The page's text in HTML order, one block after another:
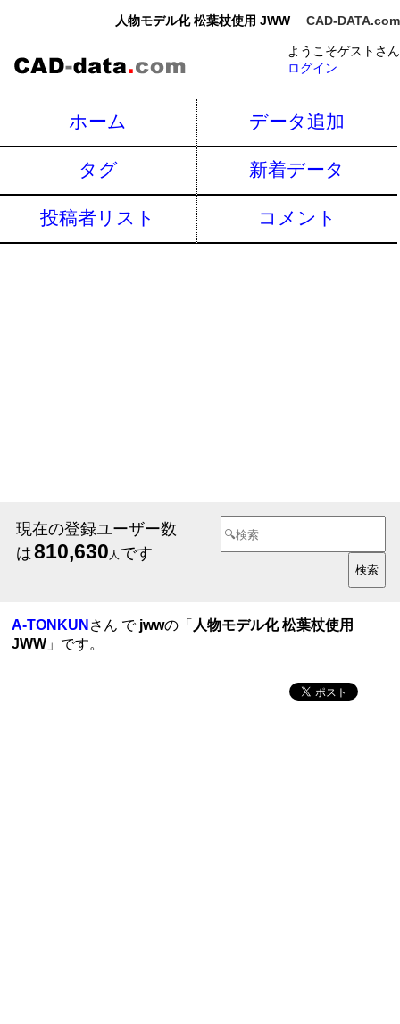
人物モデル化 松葉杖使用 JWW CAD-DATA.com
ようこそゲストさん
ログイン
ホーム データ追加
タグ 新着データ
投稿者リスト コメント
現在の登録ユーザー数
は810,630 人 です
A-TONKUN さん で jwwの「 人物モデル化 松葉杖使用
JWW 」です。